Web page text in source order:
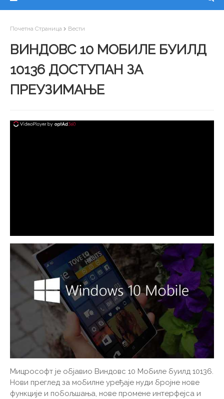
Почетна Страница Вести
ВИНДОВС 10 МОБИЛЕ БУИЛД
10136 ДОСТУПАН ЗА
ПРЕУЗИМАЊЕ
Мицрософт је објавио Виндовс 10 Мобиле буилд 10136.
Нови преглед за мобилне уређаје нуди бројне нове
функције и побољшања, нове промене интерфејса и